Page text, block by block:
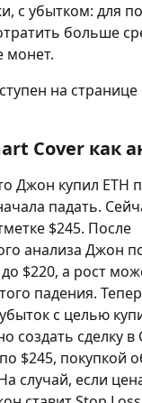
с убытком: для
больше
монет.
на странице
Cover как
Джон купил ETH
падать.
$245. После
анализа Джон
$220, а рост
падения.
с целью
создать сделку в
$245, покупкой
случай, если